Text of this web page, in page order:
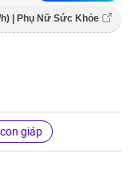
| Phụ Nữ Sức Khỏe
con giáp